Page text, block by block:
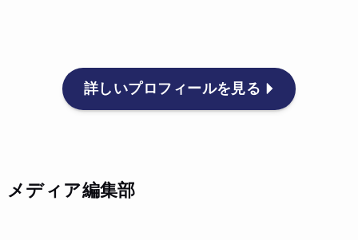
詳しいプロフィールを見る
メディア編集部